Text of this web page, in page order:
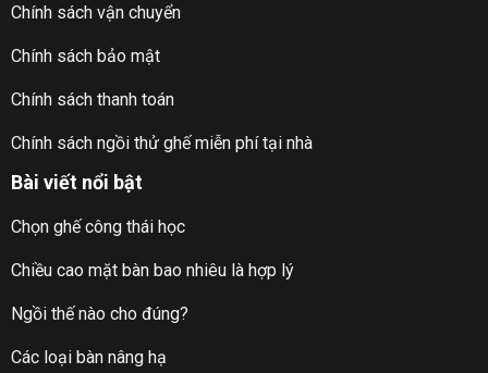
Chính sách vận chuyển
Chính sách bảo mật
Chính sách thanh toán
Chính sách ngồi thử ghế miễn phí tại nhà
Bài viết nổi bật
Chọn ghế công thái học
Chiều cao mặt bàn bao nhiêu là hợp lý
Ngồi thế nào cho đúng?
Các loại bàn nâng hạ